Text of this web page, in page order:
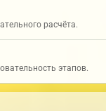
расчёта.
этапов.